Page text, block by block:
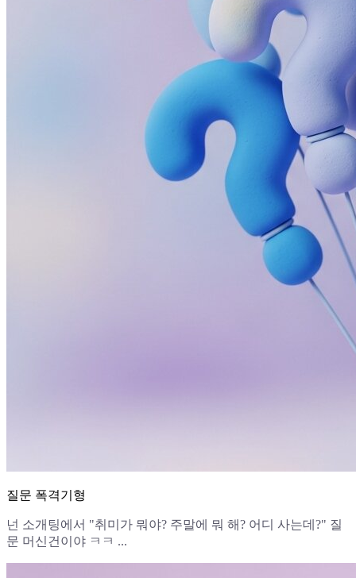
질문 폭격기형
넌 소개팅에서 "취미가 뭐야? 주말에 뭐 해? 어디 사는데?" 질
문 머신건이야 ㅋㅋ ...